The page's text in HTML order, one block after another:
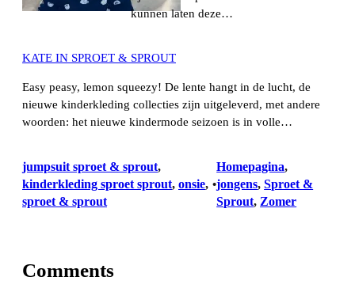
kunnen laten deze…
KATE IN SPROET & SPROUT
Easy peasy, lemon squeezy! De lente hangt in de lucht, de
nieuwe kinderkleding collecties zijn uitgeleverd, met andere
woorden: het nieuwe kindermode seizoen is in volle…
jumpsuit sproet & sprout
kinderkleding sproet sprout, onsie
sproet & sprout
•
Homepagina
jongens, Sproet &
Sprout, Zomer
Comments